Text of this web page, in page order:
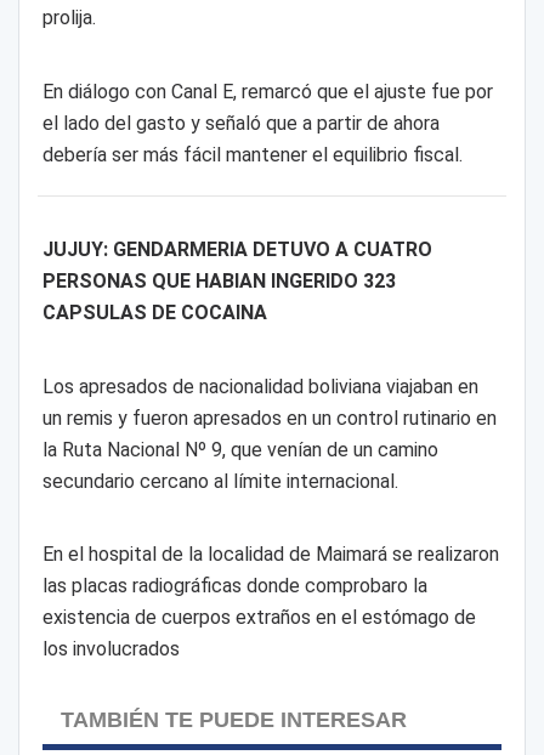
prolija.
En diálogo con Canal E, remarcó que el ajuste fue por
el lado del gasto y señaló que a partir de ahora
debería ser más fácil mantener el equilibrio fiscal.
JUJUY: GENDARMERIA DETUVO A CUATRO
PERSONAS QUE HABIAN INGERIDO 323
CAPSULAS DE COCAINA
Los apresados de nacionalidad boliviana viajaban en
un remis y fueron apresados en un control rutinario en
la Ruta Nacional Nº 9, que venían de un camino
secundario cercano al límite internacional.
En el hospital de la localidad de Maimará se realizaron
las placas radiográficas donde comprobaro la
existencia de cuerpos extraños en el estómago de
los involucrados
TAMBIÉN TE PUEDE INTERESAR